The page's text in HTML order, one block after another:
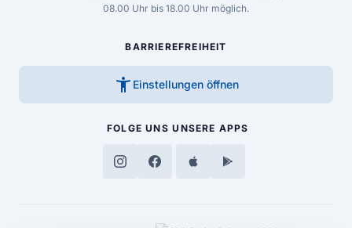
08.00 Uhr bis 18.00 Uhr möglich.
BARRIEREFREIHEIT
accessibility_new Einstellungen öffnen
FOLGE UNS UNSERE APPS